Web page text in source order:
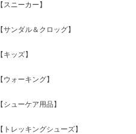
【スニーカー】
【サンダル＆クロッグ】
【キッズ】
【ウォーキング】
【シューケア用品】
【トレッキングシューズ】